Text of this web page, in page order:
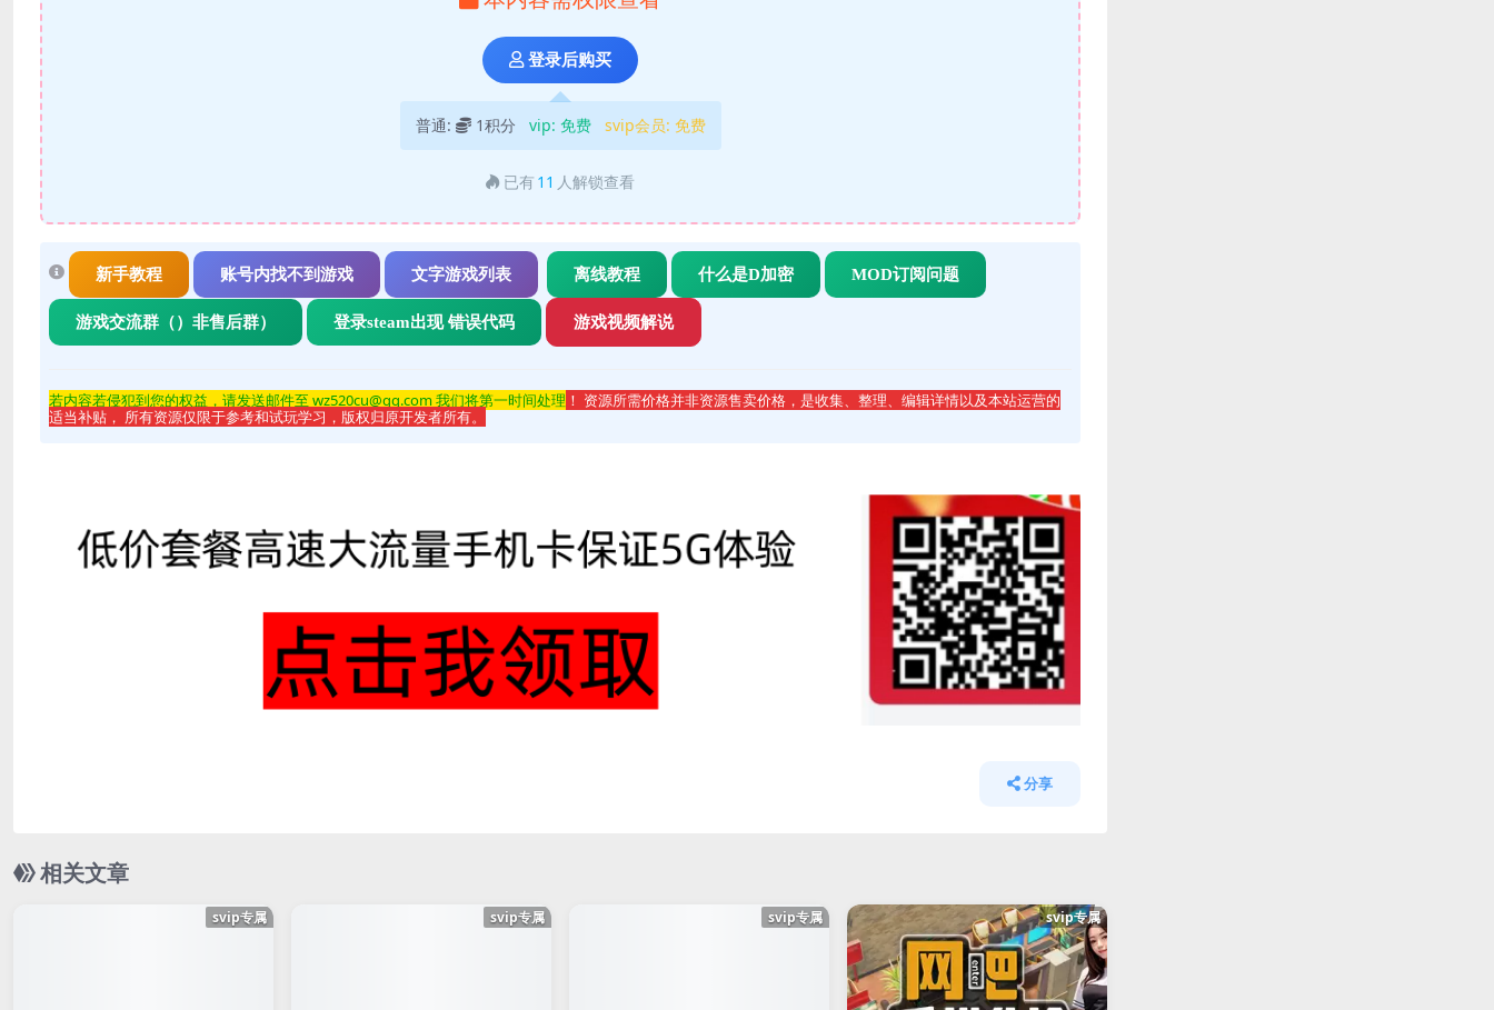
登录后购买
普通: 1积分 vip: 免费 svip会员: 免费
已有 11 人解锁查看
新手教程 账号内找不到游戏 文字游戏列表 离线教程 什么是D加密 MOD订阅问题
游戏交流群（）非售后群） 登录steam出现 错误代码 游戏视频解说
若内容若侵犯到您的权益，请发送邮件至 wz520cu@qq.com 我们将第一时间处理 ！ 资源所需价格并非资源售卖价格，是收集、整理、编辑详情以及本站运营的
适当补贴， 所有资源仅限于参考和试玩学习，版权归原开发者所有。
分享
相关文章
svip专属 svip专属 svip专属 svip专属